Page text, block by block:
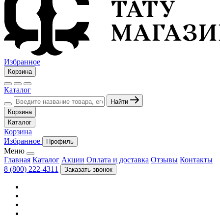
Избранное
Корзина
Каталог
Найти
Корзина
Каталог
Корзина
Избранное
Профиль
Меню
Главная Каталог Акции Оплата и доставка Отзывы Контакты
8 (800) 222-4311
Заказать звонок